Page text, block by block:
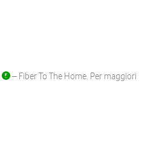
– Fiber To The Home. Per maggiori